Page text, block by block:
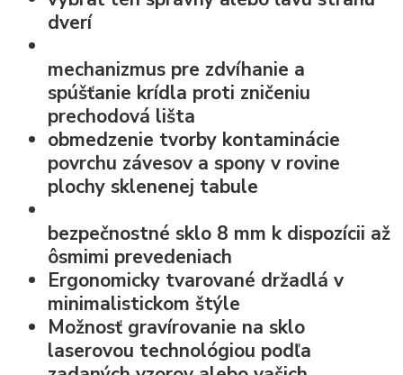
dverí
mechanizmus pre zdvíhanie a
spúšťanie krídla proti zničeniu
prechodová lišta
obmedzenie tvorby kontaminácie
povrchu závesov a spony v rovine
plochy sklenenej tabule
bezpečnostné sklo 8 mm k dispozícii až
ôsmimi prevedeniach
Ergonomicky tvarované držadlá v
minimalistickom štýle
Možnosť gravírovanie na sklo
laserovou technológiou podľa